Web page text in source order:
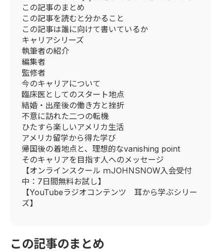
この記事のまとめ
この記事を読むと分かること
この記事は誰に向けて書いているか
キャリアシリーズ
執筆者の紹介
編集者
監修者
今のキャリアについて
臨床医としてのスタート地点
結婚・出産後の働き方と挫折
不意に訪れた二つの転機
ひたすら楽しいアメリカ生活
アメリカ留学から得た学び
帰国後の着地点と、理想的なvanishing point
そのキャリアを目指す人へのメッセージ
【オンラインスクール ｍJOHNSNOW入会受付
中：7日間無料お試し】
【YouTubeラジオコンテンツ 耳から学ぶシリー
ズ】
この記事のまとめ